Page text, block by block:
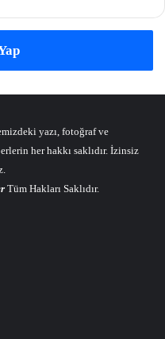
yazı, fotoğraf ve
her hakkı saklıdır. İzinsiz
Tüm Hakları Saklıdır.